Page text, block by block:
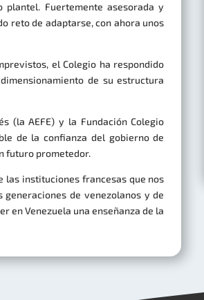
Fuertemente asesorada y
reto de adaptarse, con ahora unos
el Colegio ha respondido
de su estructura
(la AEFE) y la Fundación Colegio
de la confianza del gobierno de
futuro prometedor.
las instituciones francesas que nos
de venezolanos y de
en Venezuela una enseñanza de la